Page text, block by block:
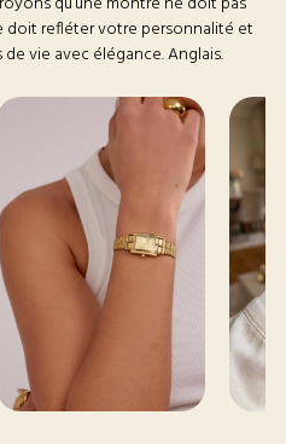
doit refléter votre personnalité et
vie avec élégance. Anglais.